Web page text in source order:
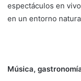
espectáculos en
en un entorno
Música,